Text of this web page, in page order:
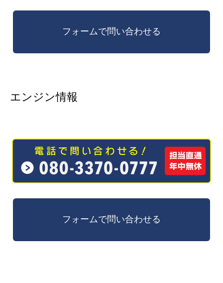
エンジン情報